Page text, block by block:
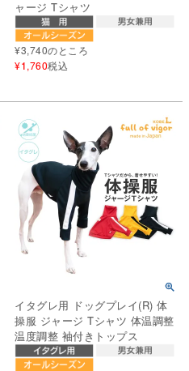
ャージ Tシャツ
¥3,740のところ
¥1,760税込
イタグレ用 ドッグプレイ(R) 体
操服 ジャージ Tシャツ 体温調整
温度調整 袖付きトップス